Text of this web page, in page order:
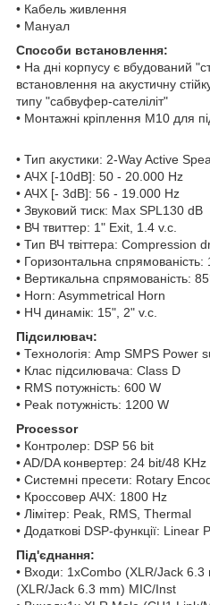
• Кабель живлення
• Мануал
Способи встановлення:
• На дні корпусу є вбудований
встановлення на акустичну
типу "сабвуфер-сателіліт"
• Монтажні кріплення М10 для
• Тип акустики: 2-Way Active
• АЧХ [-10dB]: 50 - 20.000 Hz
• АЧХ [- 3dB]: 56 - 19.000 Hz
• Звуковий тиск: Max SPL130 dB
• ВЧ твиттер: 1" Exit, 1.4 v.c.
• Тип ВЧ твіттера: Compression
• Горизонтальна
• Вертикальна спрямованість:
• Horn: Asymmetrical Horn
• НЧ динамік: 15", 2" v.c.
Підсилювач:
• Технологія: Amp SMPS Power
• Клас підсилювача: Class D
• RMS потужність: 600 W
• Peak потужність: 1200 W
Processor
• Контролер: DSP 56 bit
• AD/DA конвертер: 24 bit/48 KHz
• Системні пресети: Rotary
• Кроссовер АЧХ: 1800 Hz
• Лімітер: Peak, RMS, Thermal
• Додаткові DSP-функції: Linear
Під'єднання:
• Входи: 1xCombo (XLR/Jack
(XLR/Jack 6.3 mm) MIC/Inst